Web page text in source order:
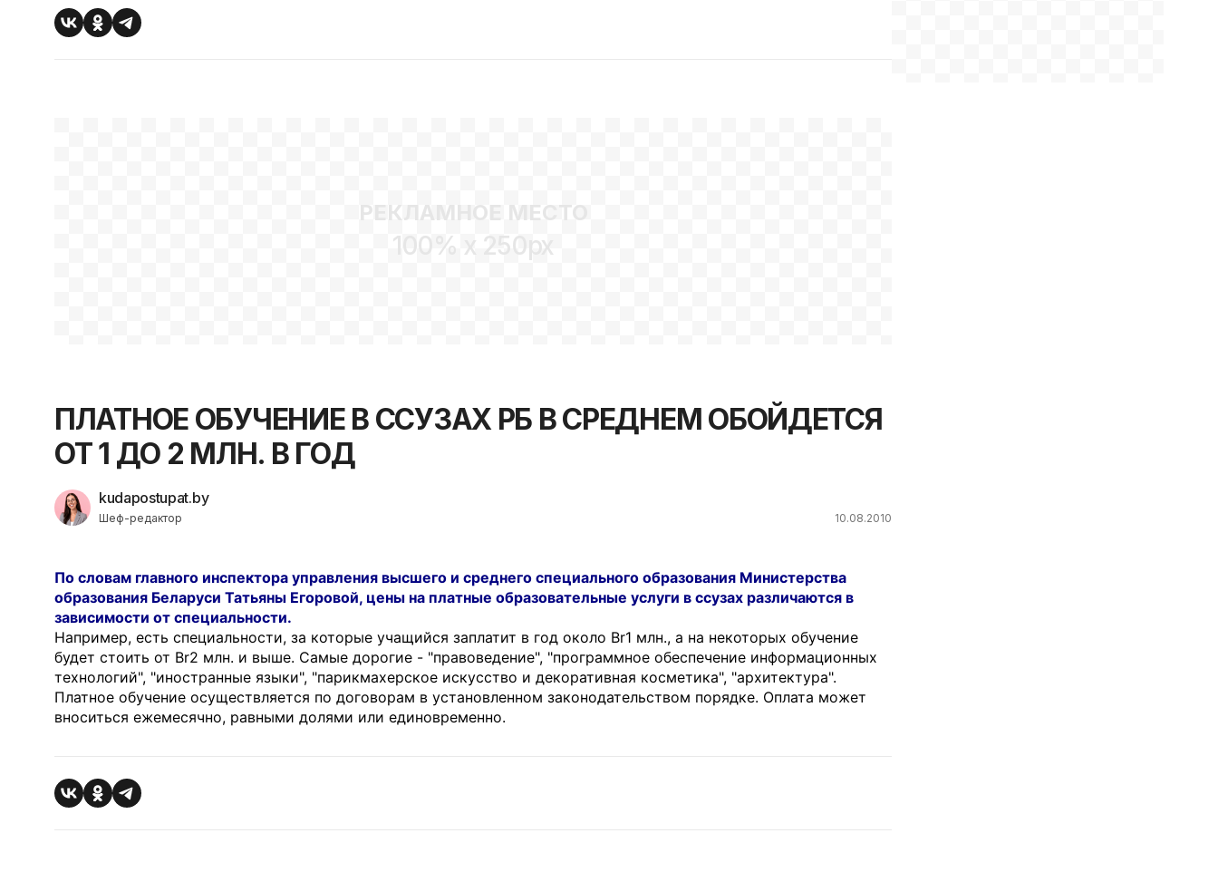
РЕКЛАМНОЕ МЕСТО
100% x 250px
ПЛАТНОЕ ОБУЧЕНИЕ В ССУЗАХ РБ В СРЕДНЕМ ОБОЙДЕТСЯ
ОТ 1 ДО 2 МЛН. В ГОД
kudapostupat.by
Шеф-редактор 10.08.2010
По словам главного инспектора управления высшего и среднего специального образования Министерства
образования Беларуси Татьяны Егоровой, цены на платные образовательные услуги в ссузах различаются в
зависимости от специальности.
Например, есть специальности, за которые учащийся заплатит в год около Br1 млн., а на некоторых обучение
будет стоить от Br2 млн. и выше. Самые дорогие - "правоведение", "программное обеспечение информационных
технологий", "иностранные языки", "парикмахерское искусство и декоративная косметика", "архитектура".
Платное обучение осуществляется по договорам в установленном законодательством порядке. Оплата может
вноситься ежемесячно, равными долями или единовременно.